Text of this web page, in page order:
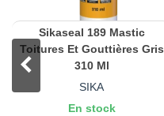
Sikaseal 189 Mastic
Toitures Et Gouttières Gris
310 Ml
SIKA
En stock